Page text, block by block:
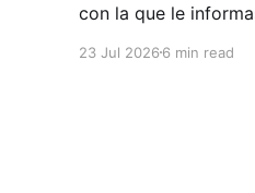
con la que le
operar.
23 Jul 2026 6 min read